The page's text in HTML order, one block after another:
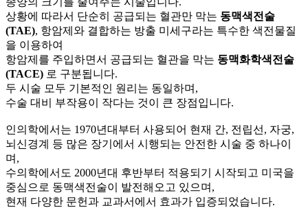
상황에 따라서 단순히 공급되는 혈관만 막는 동맥색전술
(TAE), 항암제와 결합하는 방출 미세구라는 특수한 색전물질
을 이용하여
항암제를 주입하면서 공급되는 혈관을 막는 동맥화학색전술
(TACE) 로 구분됩니다.
두 시술 모두 기본적인 원리는 동일하며,
수술 대비 부작용이 작다는 것이 큰 장점입니다.
인의학에서는 1970년대부터 사용되어 현재 간, 전립선, 자궁,
뇌신경계 등 많은 장기에서 시행되는 안전한 시술 중 하나이
며,
수의학에서도 2000년대 후반부터 적용되기 시작되고 미국을
중심으로 동맥색전술이 발전해오고 있으며,
현재 다양한 문헌과 교과서에서 효과가 입증되었습니다.